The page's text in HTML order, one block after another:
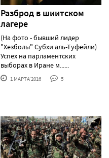
Разброд в шиитском
лагере
(На фото - бывший лидер
"Хезболы" Субхи аль-Туфейли)
Успех на парламентских
выборах в Иране м......
1 МАРТА'2016 5